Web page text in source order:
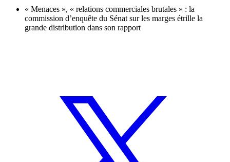
« Menaces », « relations commerciales brutales » : la
commission d’enquête du Sénat sur les marges étrille la
grande distribution dans son rapport